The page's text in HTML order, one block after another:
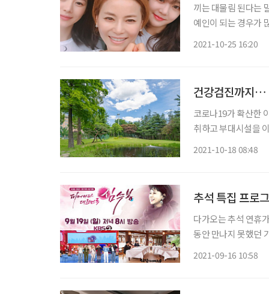
끼는 대물림 된다는
예인이 되는 경우가
2021-10-25 16:20
건강검진까지…
코로나19가 확산한
취하고 부대시설을
2021-10-18 08:48
추석 특집 프로
다가오는 추석 연휴
동안 만나지 못했던
2021-09-16 10:58